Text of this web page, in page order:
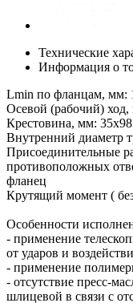
Технические
Информация о
Lmin по фланцам, мм:
Осевой (рабочий)
Крестовина, мм: 35х98
Внутренний диаметр
Присоединительные
противоположных
фланец
Крутящий момент (
Особенности
- применение
от ударов и
- применение
- отсутствие пресс-
шлицевой в связи с